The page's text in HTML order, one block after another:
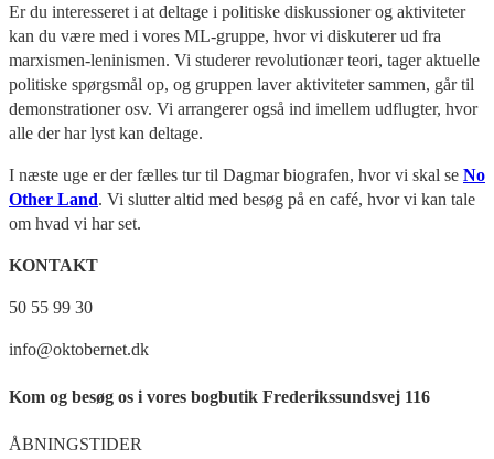
Er du interesseret i at deltage i politiske diskussioner og aktiviteter
kan du være med i vores ML-gruppe, hvor vi diskuterer ud fra
marxismen-leninismen. Vi studerer revolutionær teori, tager aktuelle
politiske spørgsmål op, og gruppen laver aktiviteter sammen, går til
demonstrationer osv. Vi arrangerer også ind imellem udflugter, hvor
alle der har lyst kan deltage.
I næste uge er der fælles tur til Dagmar biografen, hvor vi skal se No
Other Land. Vi slutter altid med besøg på en café, hvor vi kan tale
om hvad vi har set.
KONTAKT
50 55 99 30
info@oktobernet.dk
Kom og besøg os i vores bogbutik Frederikssundsvej 116
ÅBNINGSTIDER